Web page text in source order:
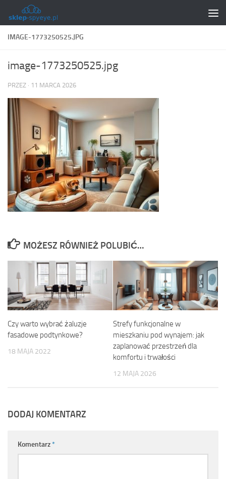
Skip to content
IMAGE-1773250525.JPG
image-1773250525.jpg
PRZEZ · 11 MARCA 2026
MOŻESZ RÓWNIEŻ POLUBIĆ…
Czy warto wybrać żaluzje
fasadowe podtynkowe?
18 MAJA 2022
Strefy funkcjonalne w
mieszkaniu pod wynajem: jak
zaplanować przestrzeń dla
komfortu i trwałości
12 MAJA 2026
DODAJ KOMENTARZ
Komentarz*